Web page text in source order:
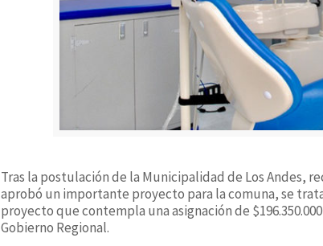
Tras la postulación de la Municipalidad de Los Andes,
aprobó un importante proyecto para la comuna, se
proyecto que contempla una asignación de
Gobierno Regional.